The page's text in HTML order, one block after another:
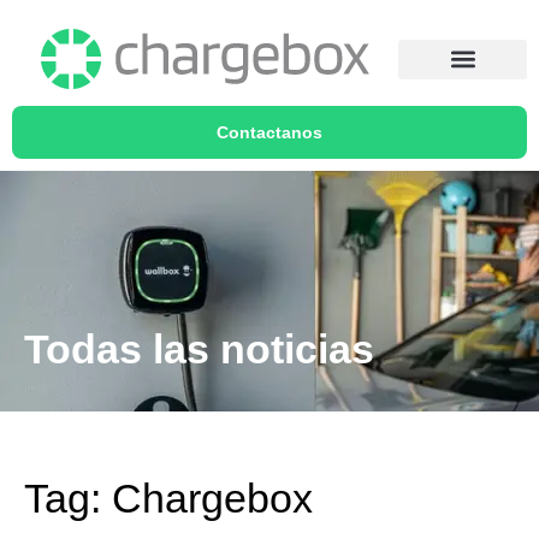
Contactanos
Todas las noticias
Tag: Chargebox